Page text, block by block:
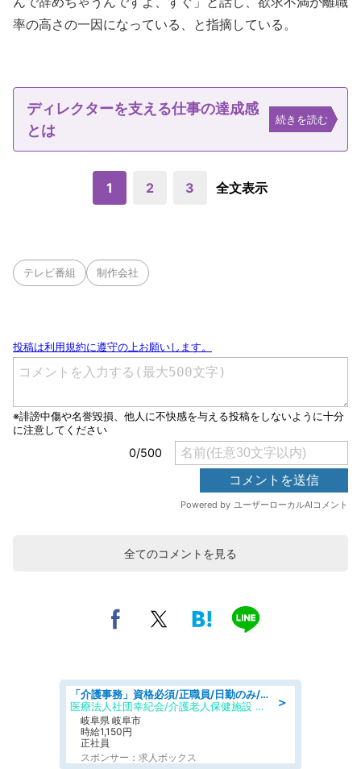
率の高さの一因になっている、と指摘している。
ディレクターを支える仕事の達成感
とは
続きを読む
1 2 3 全文表示
テレビ番組 制作会社
全てのコメントを見る
＞
「介護事務」資格必須/正職員/日勤のみ/介護老人保健施設
医療法人社団幸紀会/介護老人保健施設 グリーンビラ安江
岐阜県 岐阜市
時給1,150円
正社員
スポンサー：求人ボックス